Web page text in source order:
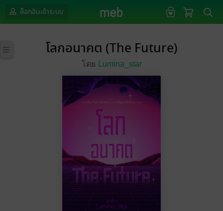
ล็อกอินเข้าระบบ
โลกอนาคต (The Future)
โดย Lumina_star